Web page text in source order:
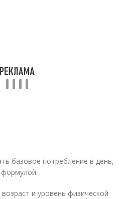
базовое потребление в день,
и уровень физической